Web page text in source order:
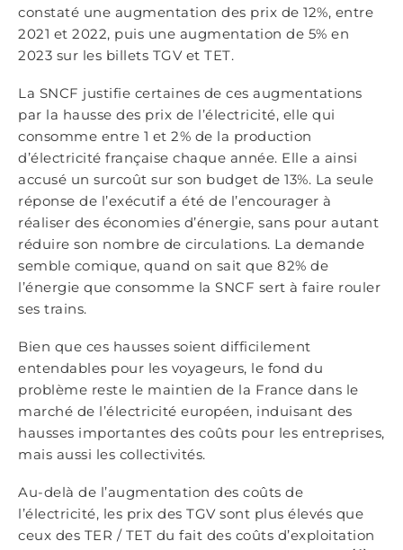
constaté une augmentation des prix de 12%, entre
2021 et 2022, puis une augmentation de 5% en
2023 sur les billets TGV et TET.
La SNCF justifie certaines de ces augmentations
par la hausse des prix de l’électricité, elle qui
consomme entre 1 et 2% de la production
d’électricité française chaque année. Elle a ainsi
accusé un surcoût sur son budget de 13%. La seule
réponse de l’exécutif a été de l’encourager à
réaliser des économies d’énergie, sans pour autant
réduire son nombre de circulations. La demande
semble comique, quand on sait que 82% de
l’énergie que consomme la SNCF sert à faire rouler
ses trains.
Bien que ces hausses soient difficilement
entendables pour les voyageurs, le fond du
problème reste le maintien de la France dans le
marché de l’électricité européen, induisant des
hausses importantes des coûts pour les entreprises,
mais aussi les collectivités.
Au-delà de l’augmentation des coûts de
l’électricité, les prix des TGV sont plus élevés que
ceux des TER / TET du fait des coûts d’exploitation